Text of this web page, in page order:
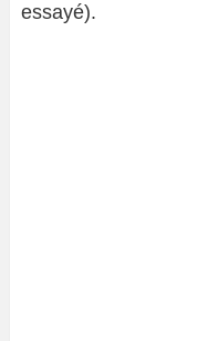
essayé).